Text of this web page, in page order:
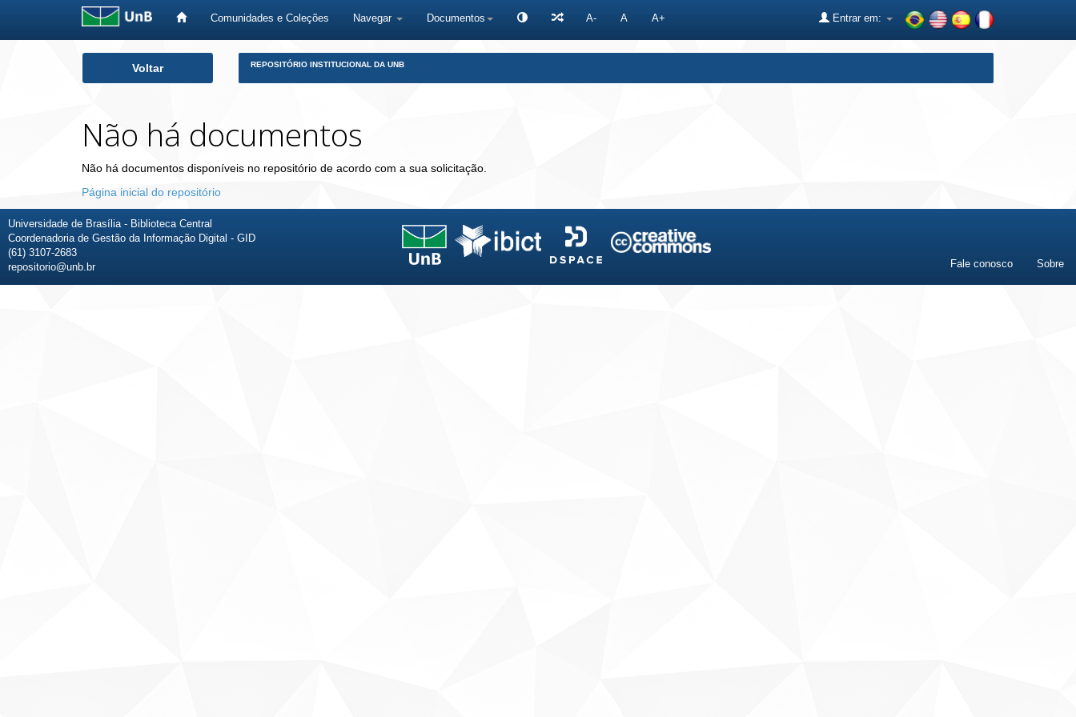
Comunidades e Coleções Navegar Documentos A- A A+ Entrar em:
Voltar REPOSITÓRIO INSTITUCIONAL DA UNB
Não há documentos
Não há documentos disponíveis no repositório de acordo com a sua solicitação.
Página inicial do repositório
Universidade de Brasília - Biblioteca Central
Coordenadoria de Gestão da Informação Digital - GID
(61) 3107-2683
repositorio@unb.br
Fale conosco Sobre